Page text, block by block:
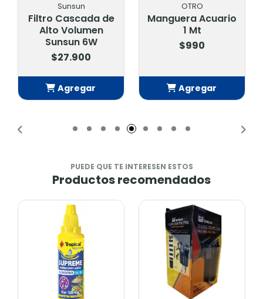
Sunsun
Filtro Cascada de
Alto Volumen
Sunsun 6W
$27.900
Agregar
OTRO
Manguera Acuario
1 Mt
$990
Agregar
PUEDE QUE TE INTERESEN ESTOS
Productos recomendados